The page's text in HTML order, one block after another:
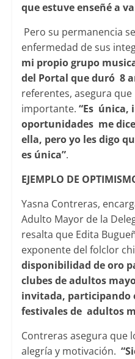
que estuve enseñé a
Pero su permanencia
enfermedad de sus
mi propio grupo
del Portal que duró 8
referentes, asegura
importante. “Es única,
oportunidades me
ella, pero yo les digo
es única”.
EJEMPLO DE
Yasna Contreras,
Adulto Mayor de la
resalta que Edita
exponente del folclor
disponibilidad de oro
clubes de adultos
invitada, participando
festivales de adultos
Contreras asegura que
alegría y motivación.